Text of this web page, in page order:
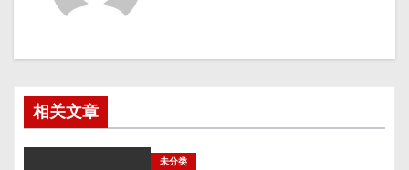
相关文章
未分类